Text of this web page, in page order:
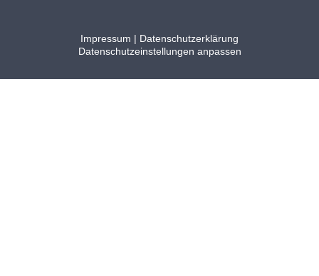
Impressum | Datenschutzerklärung
Datenschutzeinstellungen anpassen